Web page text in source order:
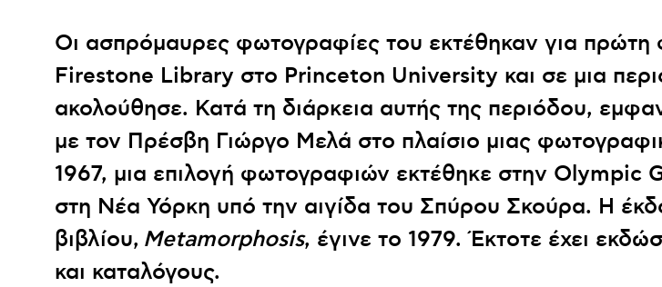
Οι ασπρόμαυρες φωτογραφίες του εκτέθηκαν για πρώτη
Firestone Library στο Princeton University και σε μια
ακολούθησε. Κατά τη διάρκεια αυτής της περιόδου,
με τον Πρέσβη Γιώργο Μελά στο πλαίσιο μιας
1967, μια επιλογή φωτογραφιών εκτέθηκε στην Olympic
στη Νέα Υόρκη υπό την αιγίδα του Σπύρου Σκούρα. Η
βιβλίου, Metamorphosis, έγινε το 1979. Έκτοτε έχει
και καταλόγους.